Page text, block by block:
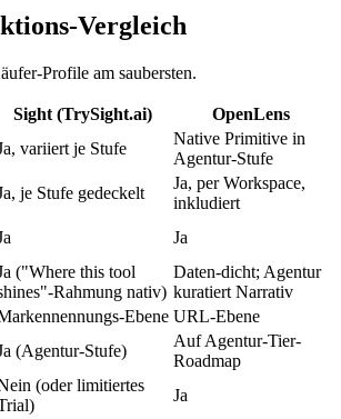
Vergleich
Profile am saubersten.
Sight (TrySight.ai)
OpenLens
variiert je Stufe
Native Primitive in
Agentur-Stufe
je Stufe gedeckelt
Ja, per Workspace,
inkludiert
Ja
("Where this tool
Rahmung nativ)
Daten-dicht; Agentur
kuratiert Narrativ
Ebene URL-Ebene
(Agentur-Stufe)
Auf Agentur-Tier-
Roadmap
(oder limitiertes
Ja